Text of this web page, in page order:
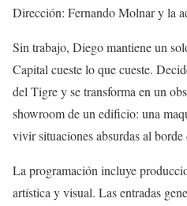
Dirección: Fernando Molnar y la
Sin trabajo, Diego mantiene un
Capital cueste lo que cueste.
del Tigre y se transforma en un
showroom de un edificio: una
vivir situaciones absurdas al borde
La programación incluye
artística y visual. Las entradas